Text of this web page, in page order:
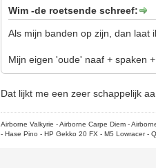
Wim -de roetsende schreef:
Als mijn banden op zijn, dan laat
Mijn eigen 'oude' naaf + spaken
Dat lijkt me een zeer schappelijk
Airborne Valkyrie - Airborne Carpe Diem -
- Hase Pino - HP Gekko 20 FX - M5 Lowracer -